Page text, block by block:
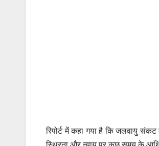
रिपोर्ट में कहा गया है किजलवायु संकट